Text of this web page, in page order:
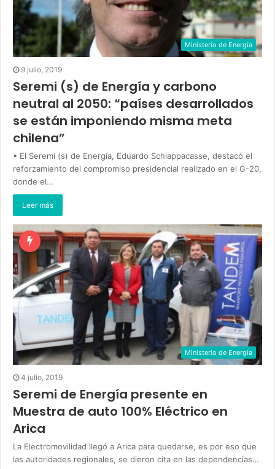
Ministerio de Energía
9 julio, 2019
Seremi (s) de Energía y carbono
neutral al 2050: “países desarrollados
se están imponiendo misma meta
chilena”
• El Seremi (s) de Energía, Eduardo Schiappacasse, destacó el
reforzamiento del compromiso presidencial realizado en el G-20,
donde el…
Leer más
Ministerio de Energía
4 julio, 2019
Seremi de Energía presente en
Muestra de auto 100% Eléctrico en
Arica
La Electromovilidad llegó a Arica para quedarse, es por eso que
las autoridades regionales, se dieron cita en las dependencias…